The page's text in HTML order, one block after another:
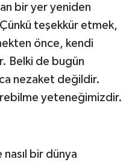
bir yer yeniden
teşekkür etmek,
önce, kendi
Belki de bugün
nezaket değildir.
yeteneğimizdir.
nasıl bir dünya